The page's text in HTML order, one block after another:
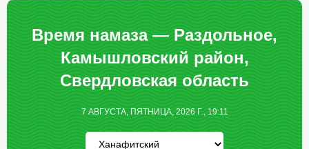
Время намаза — Раздольное,
Камышловский район,
Свердловская область
7 АВГУСТА, ПЯТНИЦА, 2026 Г., 19:11